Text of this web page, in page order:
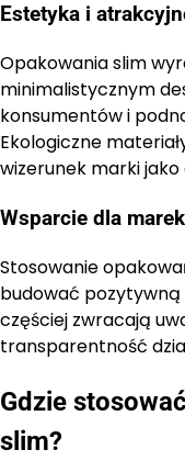
Estetyka i
Opakowania slim
minimalistycznym
konsumentów i
Ekologiczne
wizerunek marki jako
Wsparcie dla
Stosowanie
budować
częściej zwracają
transparentność
Gdzie
slim?